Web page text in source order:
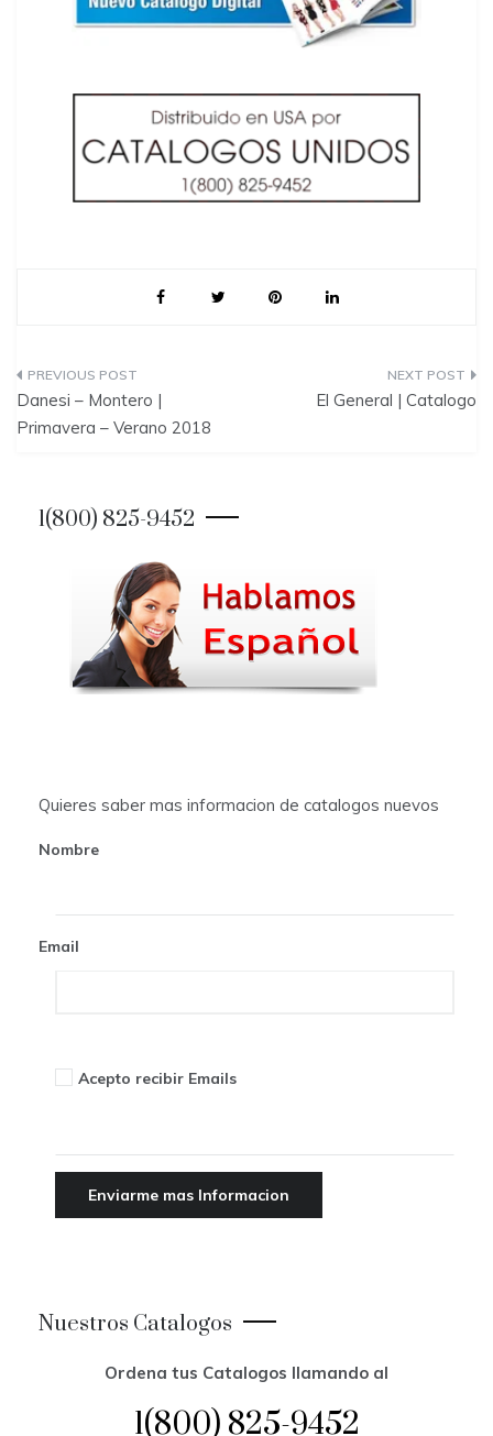
P
o
Danesi – Montero |
Primavera – Verano 2018
El General | Catalogo
1(800) 825-9452
Quieres saber mas informacion de catalogos nuevos
Nombre
Email
Acepto recibir Emails
Nuestros Catalogos
Ordena tus Catalogos llamando al
1(800) 825-9452